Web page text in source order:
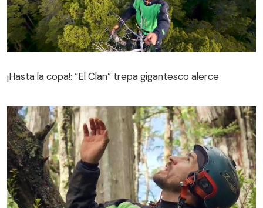
¡Hasta la copa!: “El Clan” trepa gigantesco alerce